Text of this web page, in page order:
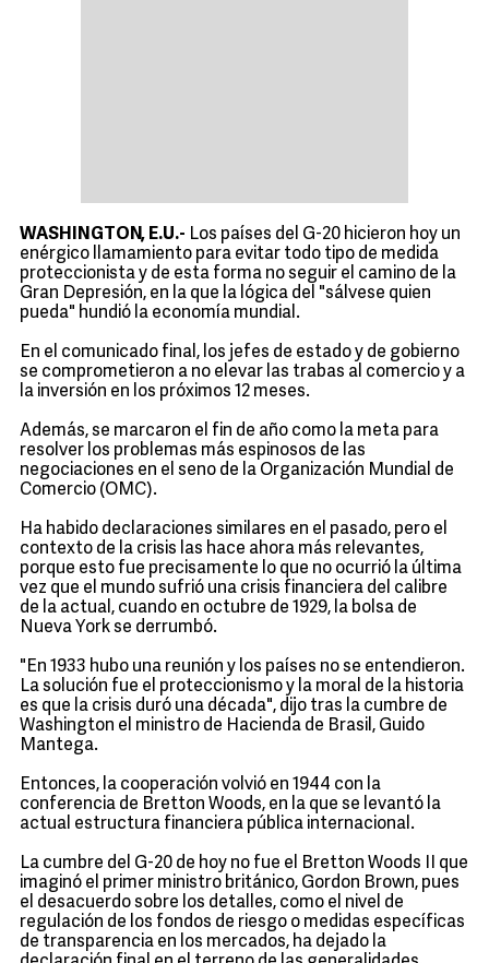
WASHINGTON, E.U.- Los países del G-20 hicieron hoy un
enérgico llamamiento para evitar todo tipo de medida
proteccionista y de esta forma no seguir el camino de la
Gran Depresión, en la que la lógica del "sálvese quien
pueda" hundió la economía mundial.
En el comunicado final, los jefes de estado y de gobierno
se comprometieron a no elevar las trabas al comercio y a
la inversión en los próximos 12 meses.
Además, se marcaron el fin de año como la meta para
resolver los problemas más espinosos de las
negociaciones en el seno de la Organización Mundial de
Comercio (OMC).
Ha habido declaraciones similares en el pasado, pero el
contexto de la crisis las hace ahora más relevantes,
porque esto fue precisamente lo que no ocurrió la última
vez que el mundo sufrió una crisis financiera del calibre
de la actual, cuando en octubre de 1929, la bolsa de
Nueva York se derrumbó.
"En 1933 hubo una reunión y los países no se entendieron.
La solución fue el proteccionismo y la moral de la historia
es que la crisis duró una década", dijo tras la cumbre de
Washington el ministro de Hacienda de Brasil, Guido
Mantega.
Entonces, la cooperación volvió en 1944 con la
conferencia de Bretton Woods, en la que se levantó la
actual estructura financiera pública internacional.
La cumbre del G-20 de hoy no fue el Bretton Woods II que
imaginó el primer ministro británico, Gordon Brown, pues
el desacuerdo sobre los detalles, como el nivel de
regulación de los fondos de riesgo o medidas específicas
de transparencia en los mercados, ha dejado la